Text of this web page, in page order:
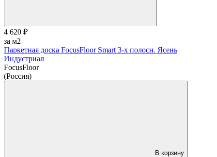
4 620 ₽
за м2
Паркетная доска FocusFloor Smart 3-х полосн. Ясень
Индустриал
FocusFloor
(Россия)
В корзину